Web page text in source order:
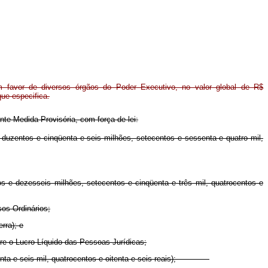
favor de diversos órgãos do Poder Executivo, no valor global de R$
especifica.
Medida Provisória, com força de lei:
e cinqüenta e seis milhões, setecentos e sessenta e quatro mil,
e dezesseis milhões, setecentos e cinqüenta e três mil, quatrocentos e
Ordinários;
e
o Lucro Líquido das Pessoas Jurídicas;
e seis mil, quatrocentos e oitenta e seis reais);